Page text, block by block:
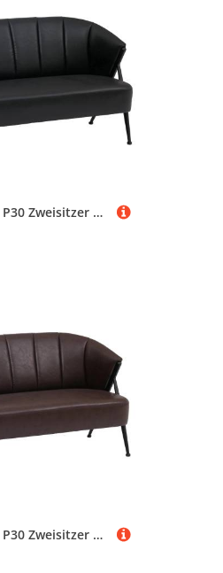
MCW 2er-Sofa P30 Zweisitzer Retro Industrial Metall Kunstleder Schwarz
MCW 2er-Sofa P30 Zweisitzer Retro Industrial Metall Kunstleder Dunkelbraun